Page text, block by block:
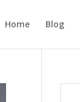
Home Blog